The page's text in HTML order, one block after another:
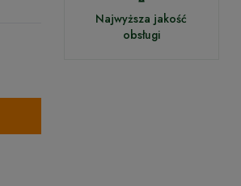
Najwyższa jakość
obsługi